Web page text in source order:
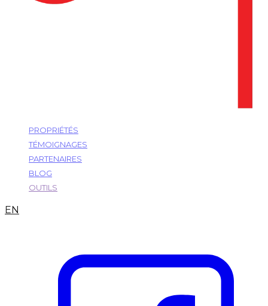
PROPRIÉTÉS
TÉMOIGNAGES
PARTENAIRES
BLOG
OUTILS
EN